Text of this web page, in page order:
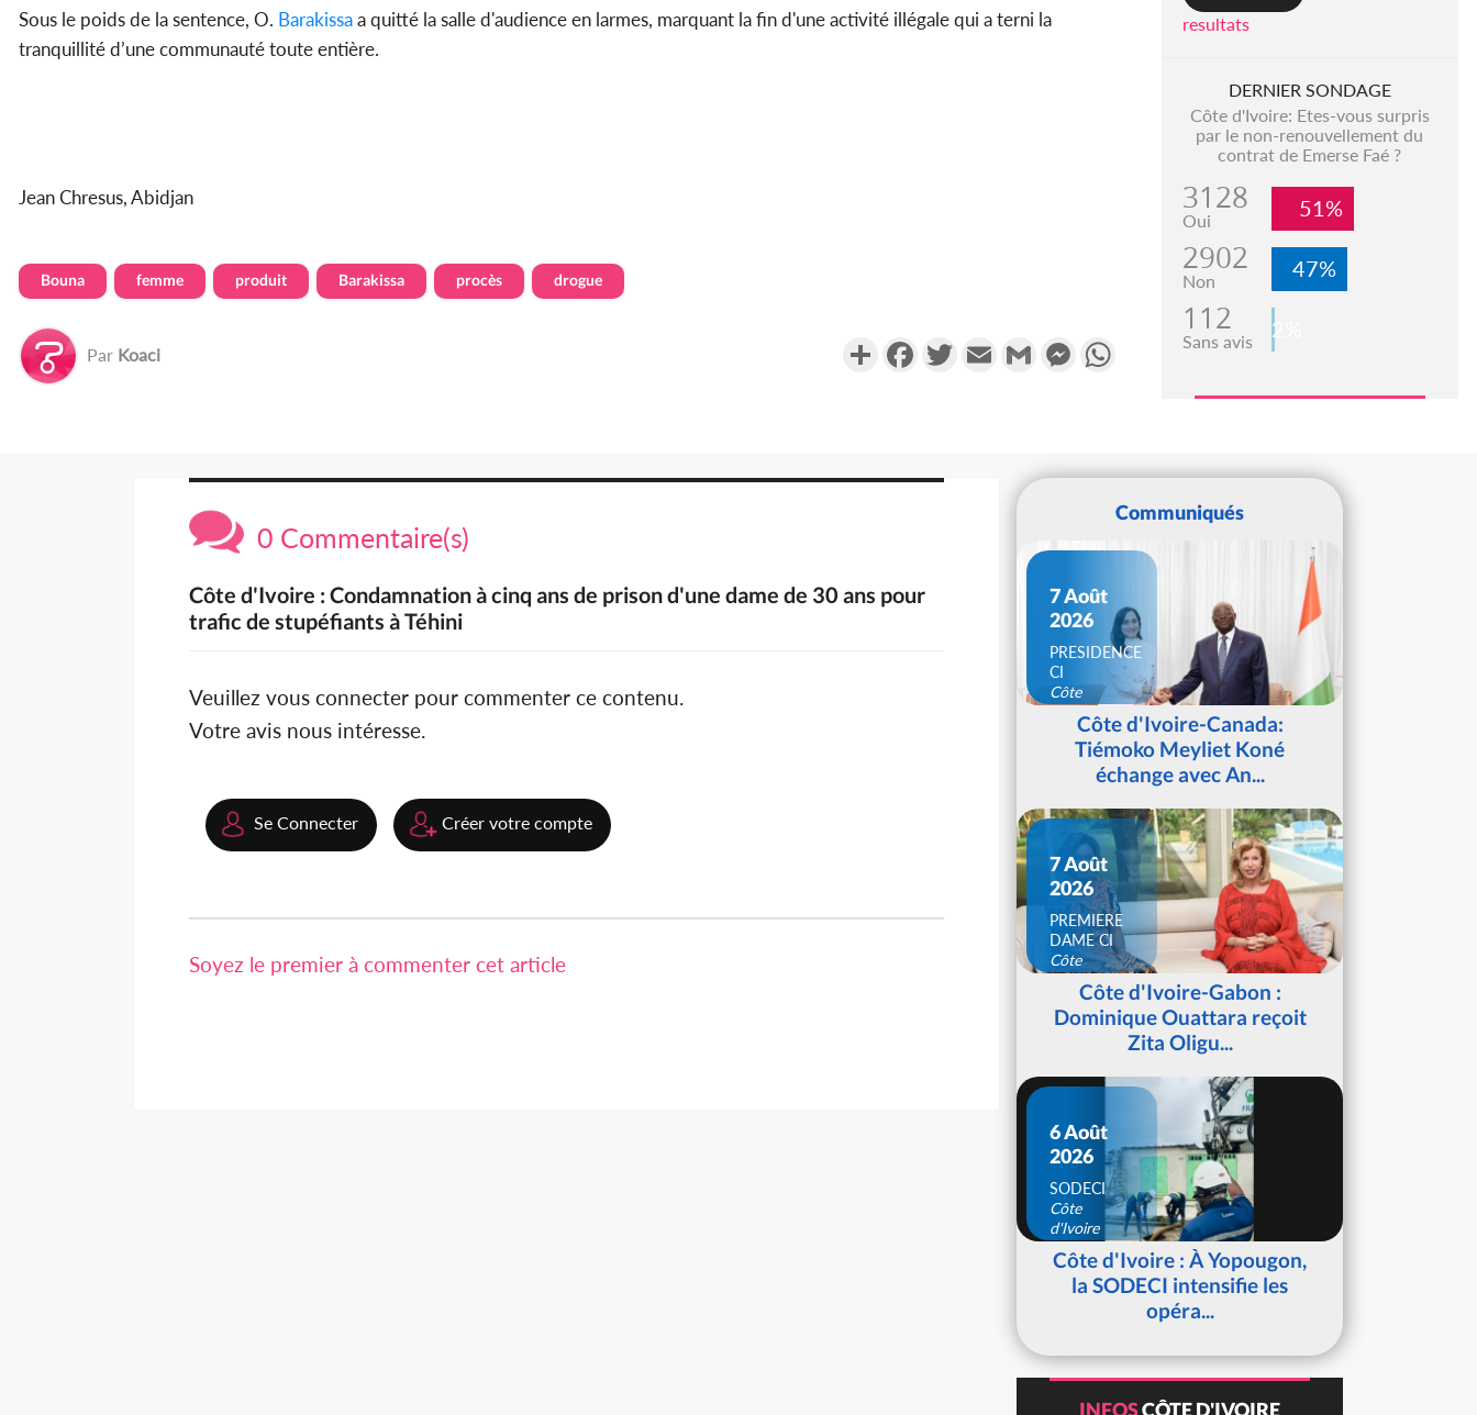
Sous le poids de la sentence, O. Barakissaa quitté la salle d'audience en larmes, marquant la fin d'une activité illégale qui a terni la
tranquillité d’une communauté toute entière.
Jean Chresus, Abidjan
Bouna femme produit Barakissa procès drogue
Par Koaci PartagerFacebookTwitterEmail Gmail MessengerWhatsApp
resultats
DERNIER SONDAGE
Côte d'Ivoire: Etes-vous surpris
par le non-renouvellement du
contrat de Emerse Faé ?
3128
Oui 51%
2902
Non 47%
112
Sans avis 2%
0 Commentaire(s)
Côte d'Ivoire : Condamnation à cinq ans de prison d'une dame de 30 ans pour
trafic de stupéfiants à Téhini
Veuillez vous connecter pour commenter ce contenu.
Votre avis nous intéresse.
Se Connecter Créer votre compte
Soyez le premier à commenter cet article
Communiqués
7 Août
2026
PRESIDENCE
CI
Côte
d'IvoireCôte d'Ivoire-Canada:
Tiémoko Meyliet Koné
échange avec An...
7 Août
2026
PREMIERE
DAME CI
Côte
d'IvoireCôte d'Ivoire-Gabon :
Dominique Ouattara reçoit
Zita Oligu...
6 Août
2026
SODECI
Côte
d'Ivoire
Côte d'Ivoire : À Yopougon,
la SODECI intensifie les
opéra...
INFOSCÔTE D'IVOIRE